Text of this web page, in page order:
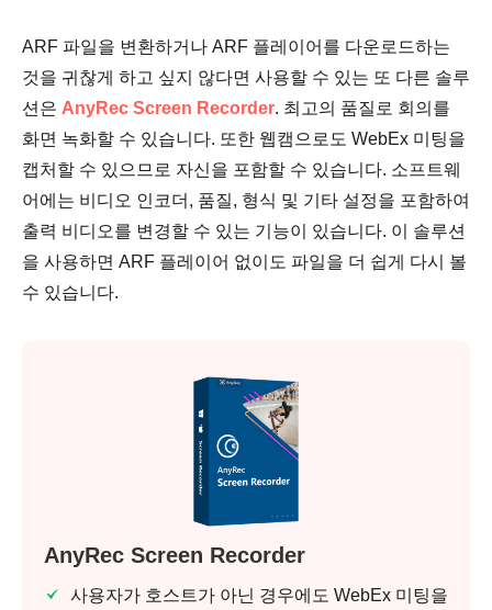
ARF 파일을 변환하거나 ARF 플레이어를 다운로드하는
것을 귀찮게 하고 싶지 않다면 사용할 수 있는 또 다른 솔루
션은 AnyRec Screen Recorder. 최고의 품질로 회의를
화면 녹화할 수 있습니다. 또한 웹캠으로도 WebEx 미팅을
캡처할 수 있으므로 자신을 포함할 수 있습니다. 소프트웨
어에는 비디오 인코더, 품질, 형식 및 기타 설정을 포함하여
출력 비디오를 변경할 수 있는 기능이 있습니다. 이 솔루션
을 사용하면 ARF 플레이어 없이도 파일을 더 쉽게 다시 볼
수 있습니다.
AnyRec Screen Recorder
사용자가 호스트가 아닌 경우에도 WebEx 미팅을